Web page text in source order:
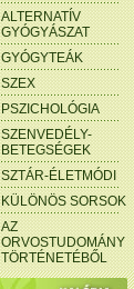
ALTERNATÍV
GYÓGYÁSZAT
GYÓGYTEÁK
SZEX
PSZICHOLÓGIA
SZENVEDÉLY-
BETEGSÉGEK
SZTÁR-ÉLETMÓDI
KÜLÖNÖS SORSOK
AZ
ORVOSTUDOMÁNY
TÖRTÉNETÉBŐL